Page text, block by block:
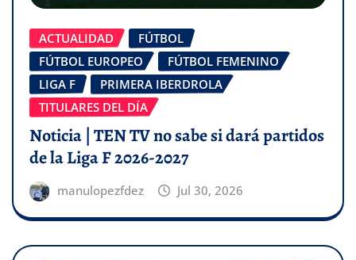
ACTUALIDAD
FÚTBOL
FÚTBOL EUROPEO
FÚTBOL FEMENINO
LIGA F
PRIMERA IBERDROLA
TITULARES DEL DÍA
Noticia | TEN TV no sabe si dará partidos
de la Liga F 2026-2027
manulopezfdez Jul 30, 2026